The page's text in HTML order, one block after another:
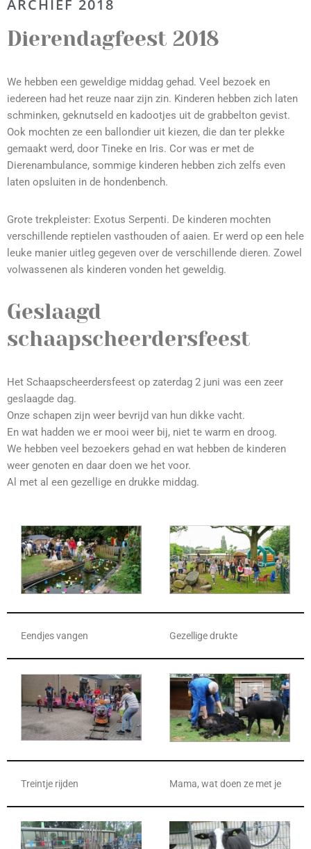
ARCHIEF 2018
Dierendagfeest 2018
We hebben een geweldige middag gehad. Veel bezoek en
iedereen had het reuze naar zijn zin. Kinderen hebben zich laten
schminken, geknutseld en kadootjes uit de grabbelton gevist.
Ook mochten ze een ballondier uit kiezen, die dan ter plekke
gemaakt werd, door Tineke en Iris. Cor was er met de
Dierenambulance, sommige kinderen hebben zich zelfs even
laten opsluiten in de hondenbench.
Grote trekpleister: Exotus Serpenti. De kinderen mochten
verschillende reptielen vasthouden of aaien. Er werd op een hele
leuke manier uitleg gegeven over de verschillende dieren. Zowel
volwassenen als kinderen vonden het geweldig.
Geslaagd
schaapscheerdersfeest
Het Schaapscheerdersfeest op zaterdag 2 juni was een zeer
geslaagde dag.
Onze schapen zijn weer bevrijd van hun dikke vacht.
En wat hadden we er mooi weer bij, niet te warm en droog.
We hebben veel bezoekers gehad en wat hebben de kinderen
weer genoten en daar doen we het voor.
Al met al een gezellige en drukke middag.
Eendjes vangen Gezellige drukte
Treintje rijden Mama, wat doen ze met je